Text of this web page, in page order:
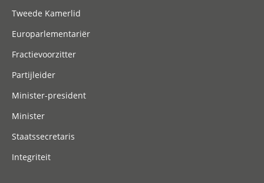
Tweede Kamerlid
Europarlementariër
Fractievoorzitter
Partijleider
Minister-president
Minister
Staatssecretaris
Integriteit